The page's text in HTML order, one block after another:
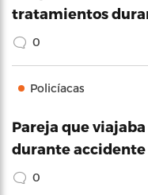
tratamientos
0
Policíacas
Pareja que
durante accidente
0